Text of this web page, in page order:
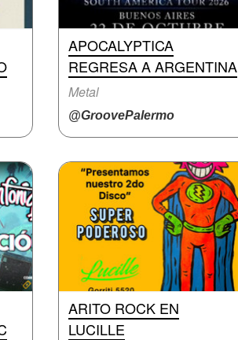
APOCALYPTICA
REGRESA A ARGENTINA
Metal
@GroovePalermo
ARITO ROCK EN
LUCILLE